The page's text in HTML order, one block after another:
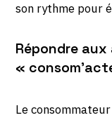
son rythme pour
Répondre
«
Le